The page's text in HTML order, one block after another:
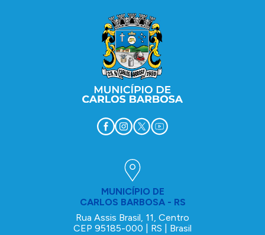
MUNICÍPIO DE
CARLOS BARBOSA - RS
Rua Assis Brasil, 11, Centro
CEP 95185-000 | RS | Brasil